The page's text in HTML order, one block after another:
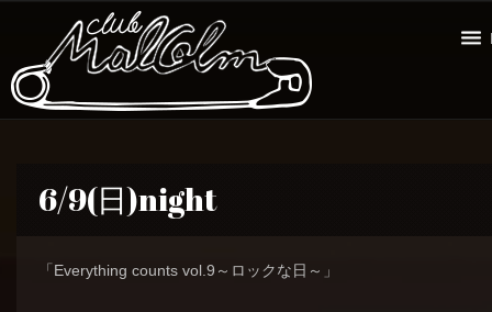
6/9(日)night
「Everything counts vol.9～ロックな日～」